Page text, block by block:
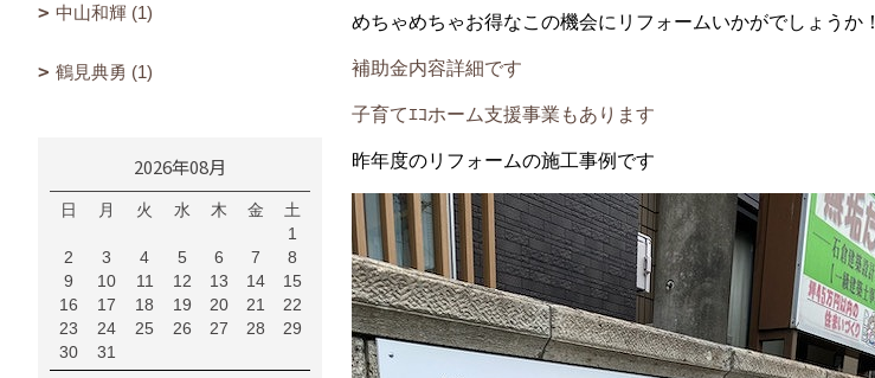
めちゃめちゃお得なこの機会にリフォームいかがでしょうか！
補助金内容詳細です
子育てｴｺホーム支援事業もあります
昨年度のリフォームの施工事例です
中山和輝 (1)
鶴見典勇 (1)
2026年08月
日 月 火 水 木 金
土
1
2
3 4 5 6 7
8
9
10 11 12 13 14
15
16
17 18 19 20 21
22
23
24 25 26 27 28
29
30
31